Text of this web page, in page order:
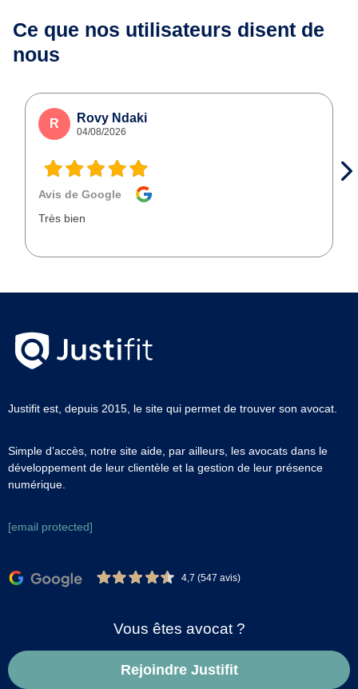
Ce que nos utilisateurs disent de
nous
R Rovy Ndaki
04/08/2026
Avis de Google
Très bien
Justifit est, depuis 2015, le site qui permet de trouver son avocat.
Simple d’accès, notre site aide, par ailleurs, les avocats dans le
développement de leur clientèle et la gestion de leur présence
numérique.
[email protected]
4,7 (547 avis)
Vous êtes avocat ?
Rejoindre Justifit